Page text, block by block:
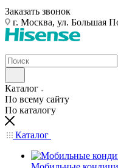
Заказать звонок
г. Москва, ул. Большая
Каталог
По всему сайту
По каталогу
Каталог